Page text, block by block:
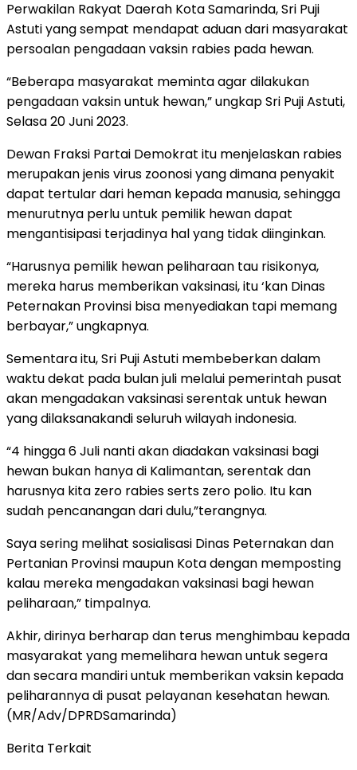
Perwakilan Rakyat Daerah Kota Samarinda, Sri Puji
Astuti yang sempat mendapat aduan dari masyarakat
persoalan pengadaan vaksin rabies pada hewan.
“Beberapa masyarakat meminta agar dilakukan
pengadaan vaksin untuk hewan,” ungkap Sri Puji Astuti,
Selasa 20 Juni 2023.
Dewan Fraksi Partai Demokrat itu menjelaskan rabies
merupakan jenis virus zoonosi yang dimana penyakit
dapat tertular dari heman kepada manusia, sehingga
menurutnya perlu untuk pemilik hewan dapat
mengantisipasi terjadinya hal yang tidak diinginkan.
“Harusnya pemilik hewan peliharaan tau risikonya,
mereka harus memberikan vaksinasi, itu ‘kan Dinas
Peternakan Provinsi bisa menyediakan tapi memang
berbayar,” ungkapnya.
Sementara itu, Sri Puji Astuti membeberkan dalam
waktu dekat pada bulan juli melalui pemerintah pusat
akan mengadakan vaksinasi serentak untuk hewan
yang dilaksanakandi seluruh wilayah indonesia.
“4 hingga 6 Juli nanti akan diadakan vaksinasi bagi
hewan bukan hanya di Kalimantan, serentak dan
harusnya kita zero rabies serts zero polio. Itu kan
sudah pencanangan dari dulu,”terangnya.
Saya sering melihat sosialisasi Dinas Peternakan dan
Pertanian Provinsi maupun Kota dengan memposting
kalau mereka mengadakan vaksinasi bagi hewan
peliharaan,” timpalnya.
Akhir, dirinya berharap dan terus menghimbau kepada
masyarakat yang memelihara hewan untuk segera
dan secara mandiri untuk memberikan vaksin kepada
peliharannya di pusat pelayanan kesehatan hewan.
(MR/Adv/DPRDSamarinda)
Berita Terkait